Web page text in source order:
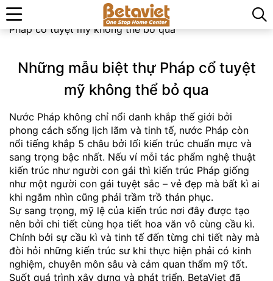
Trang chủ Tin tức & Sự kiện»Những mẫu biệt thự
Pháp cổ tuyệt mỹ không thể bỏ qua
Những mẫu biệt thự Pháp cổ tuyệt
mỹ không thể bỏ qua
Nước Pháp không chỉ nổi danh khắp thế giới bởi
phong cách sống lịch lãm và tinh tế, nước Pháp còn
nổi tiếng khắp 5 châu bởi lối kiến trúc chuẩn mực và
sang trọng bậc nhất. Nếu ví mỗi tác phẩm nghệ thuật
kiến trúc như người con gái thì kiến trúc Pháp giống
như một người con gái tuyệt sắc – vẻ đẹp mà bất kì ai
khi ngắm nhìn cũng phải trầm trồ thán phục.
Sự sang trọng, mỹ lệ của kiến trúc nơi đây được tạo
nên bởi chi tiết cùng họa tiết hoa văn vô cùng cầu kì.
Chính bởi sự cầu kì và tinh tế đến từng chi tiết này mà
đòi hỏi những kiến trúc sư khi thực hiện phải có kinh
nghiệm, chuyên môn sâu và cảm quan thẩm mỹ tốt.
Suốt quá trình xây dựng và phát triển, BetaViet đã